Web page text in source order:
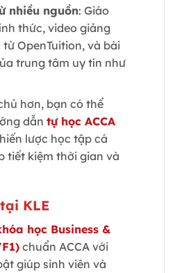
nhiều nguồn: Giáo
thức, video giảng
OpenTuition, và bài
trung tâm uy tín như
hơn, bạn có thể
dẫn tự học ACCA
lược học tập cá
tiết kiệm thời gian và
KLE
học Business &
chuẩn ACCA với
giúp sinh viên và